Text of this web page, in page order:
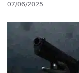
07/06/2025